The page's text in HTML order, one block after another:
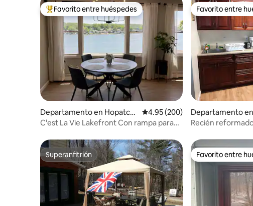
De los mejores en Favorito entre huéspedes
Favorito entre huéspedes
Departamento en Hopatco
ng
Calificación promedio: 4.95 de
4.95 (200)
C'est La Vie Lakefront Con rampa para
Favorito entre
Favorito entre
Departamento
Recién
personas)
Superanfitrión
Superanfitrión Favorito entre
Favorito entre